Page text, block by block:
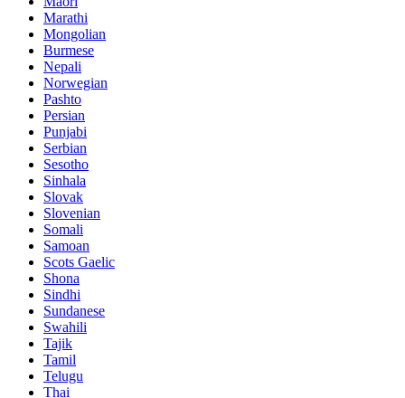
Marathi
Mongolian
Burmese
Nepali
Norwegian
Pashto
Persian
Punjabi
Serbian
Sesotho
Sinhala
Slovak
Slovenian
Somali
Samoan
Scots Gaelic
Shona
Sindhi
Sundanese
Swahili
Tajik
Tamil
Telugu
Thai